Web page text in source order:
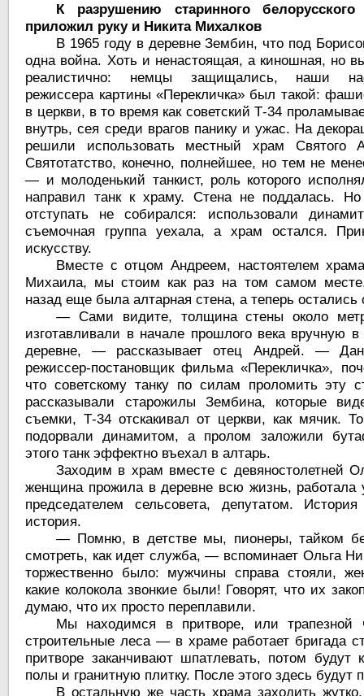
К разрушению старинного
приложил руку и Никита Михалков
В 1965 году в деревне Зембин, что под
одна война. Хоть и ненастоящая, а киношная, но
реалистично: немцы защищались, наши
режиссера картины «Перекличка» был такой:
в церкви, в то время как советский Т-34
внутрь, сея среди врагов панику и ужас. На
решили использовать местный храм Святого
Святотатство, конечно, полнейшее, но тем не
— и молоденький танкист, роль которого
направил танк к храму. Стена не поддалась.
отступать не собирался: использовали
съемочная группа уехала, а храм остался.
искусству.
Вместе с отцом Андреем, настоятелем
Михаила, мы стоим как раз на том самом месте,
назад еще была алтарная стена, а теперь
— Сами видите, толщина стены около
изготавливали в начале прошлого века вручную
деревне, — рассказывает отец Андрей. —
режиссер-постановщик фильма «Перекличка»,
что советскому танку по силам проломить эту
рассказывали старожилы Зембина, которые
съемки, Т-34 отскакивал от церкви, как мячик.
подорвали динамитом, а пролом заложили
этого танк эффектно въехал в алтарь.
Заходим в храм вместе с девяностолетней
женщина прожила в деревне всю жизнь, работала
председателем сельсовета, депутатом.
история.
— Помню, в детстве мы, пионеры, тайком
смотреть, как идет служба, — вспоминает Ольга
торжественно было: мужчины справа стояли,
какие колокола звонкие были! Говорят, что их
думаю, что их просто переплавили.
Мы находимся в притворе, или трапезной
строительные леса — в храме работает бригада
притворе заканчивают шпатлевать, потом будут
полы и гранитную плитку. После этого здесь будут
В остальную же часть храма заходить